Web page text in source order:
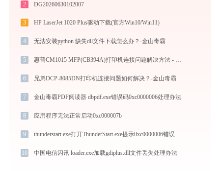
2 DG20260630102007
3 HP LaserJet 1020 Plus驱动下载(官方Win10/Win11)
4 无法安装python 缺失dll文件下载怎么办？-金山毒霸
5
6 兄弟DCP-8085DN打印机连接问题如何解决？-金山毒霸
7 金山毒霸PDF阅读器 dbpdf.exe错误码0xc0000006处理办法
8 应用程序无法正常启动0xc000007b
9 thunderstart.exe打开ThunderStart.exe提示0xc0000006错误码怎么办
10 中国电信闪讯 loader.exe加载gdiplus.dll文件丢失处理办法